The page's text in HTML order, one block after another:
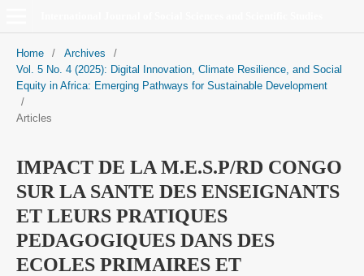
Home / Archives
/
Vol. 5 No. 4 (2025): Digital Innovation, Climate Resilience, and Social
Equity in Africa: Emerging Pathways for Sustainable Development
/
Articles
IMPACT DE LA M.E.S.P/RD CONGO
SUR LA SANTE DES ENSEIGNANTS
ET LEURS PRATIQUES
PEDAGOGIQUES DANS DES
ECOLES PRIMAIRES ET